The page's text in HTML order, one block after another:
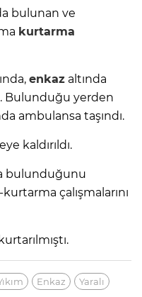
bulunan ve
kurtarma
enkaz altında
Bulunduğu yerden
ambulansa taşındı.
kaldırıldı.
bulunduğunu
çalışmalarını
Enkaz
Yaralı